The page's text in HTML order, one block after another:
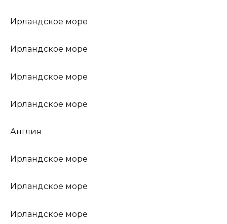
Ирландское море
Ирландское море
Ирландское море
Ирландское море
Англия
Ирландское море
Ирландское море
Ирландское море